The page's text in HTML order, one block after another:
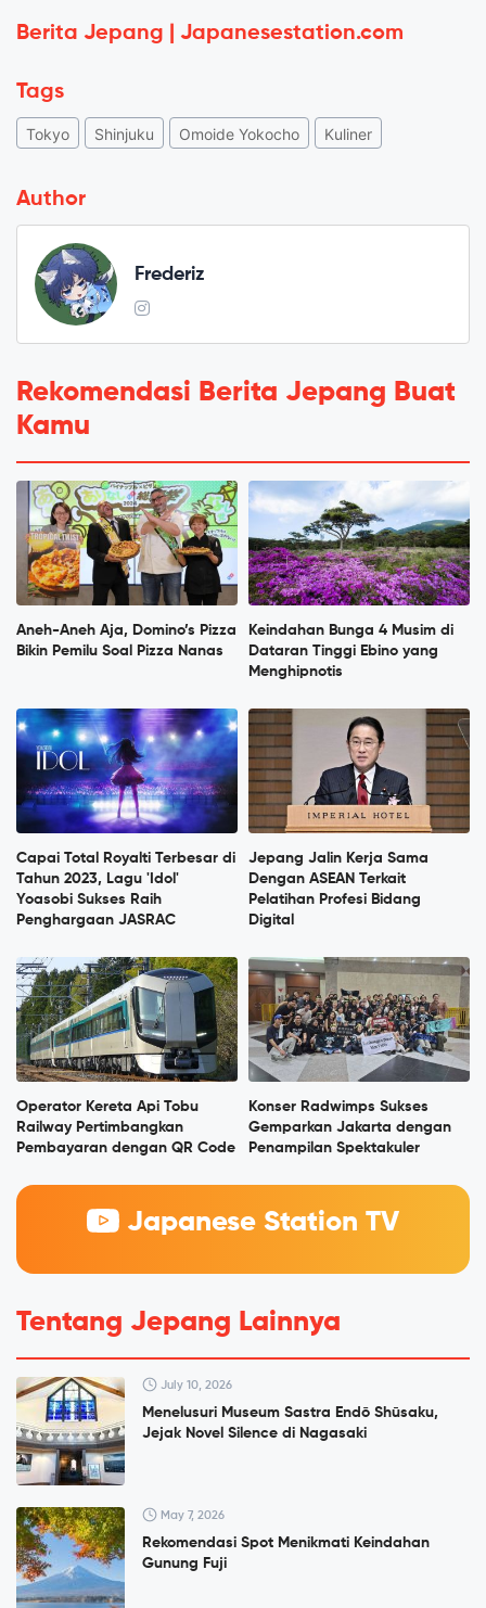
Berita Jepang | Japanesestation.com
Tags
Tokyo Shinjuku Omoide Yokocho Kuliner
Author
Frederiz
Rekomendasi Berita Jepang Buat
Kamu
Aneh-Aneh Aja, Domino’s Pizza
Bikin Pemilu Soal Pizza Nanas
Keindahan Bunga 4 Musim di
Dataran Tinggi Ebino yang
Menghipnotis
Capai Total Royalti Terbesar di
Tahun 2023, Lagu 'Idol'
Yoasobi Sukses Raih
Penghargaan JASRAC
Jepang Jalin Kerja Sama
Dengan ASEAN Terkait
Pelatihan Profesi Bidang
Digital
Operator Kereta Api Tobu
Railway Pertimbangkan
Pembayaran dengan QR Code
Konser Radwimps Sukses
Gemparkan Jakarta dengan
Penampilan Spektakuler
Japanese Station TV
Tentang Jepang Lainnya
July 10, 2026
Menelusuri Museum Sastra Endō Shūsaku,
Jejak Novel Silence di Nagasaki
May 7, 2026
Rekomendasi Spot Menikmati Keindahan
Gunung Fuji